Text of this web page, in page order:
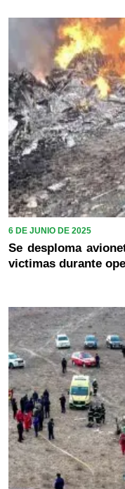
6 DE JUNIO DE 2025
Se desploma
victimas durante